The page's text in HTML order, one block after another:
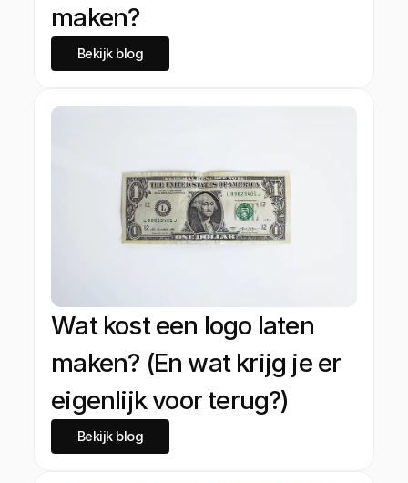
maken?
Bekijk blog
Wat kost een logo laten
maken? (En wat krijg je er
eigenlijk voor terug?)
Bekijk blog